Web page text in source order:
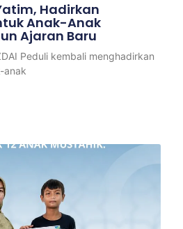
Hadirkan
Anak-Anak
Ajaran Baru
Peduli kembali menghadirkan
anak